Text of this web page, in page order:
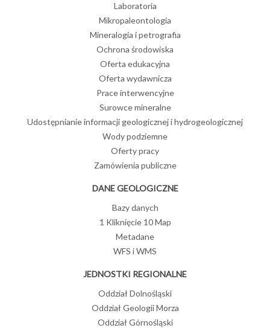
Laboratoria
Mikropaleontologia
Mineralogia i petrografia
Ochrona środowiska
Oferta edukacyjna
Oferta wydawnicza
Prace interwencyjne
Surowce mineralne
Udostępnianie informacji geologicznej i hydrogeologicznej
Wody podziemne
Oferty pracy
Zamówienia publiczne
DANE GEOLOGICZNE
Bazy danych
1 Kliknięcie 10 Map
Metadane
WFS i WMS
JEDNOSTKI REGIONALNE
Oddział Dolnośląski
Oddział Geologii Morza
Oddział Górnośląski